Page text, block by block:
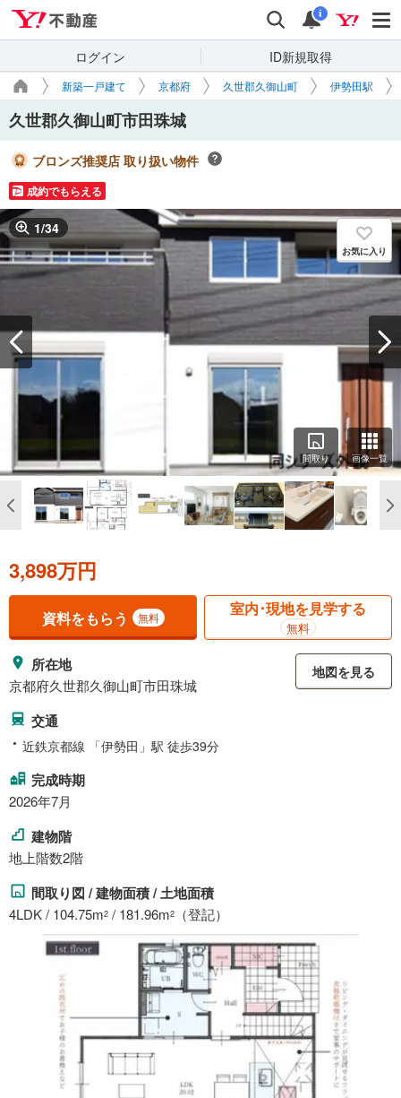
検索 通知
i
ログイン ID新規取得
新築一戸建て 京都府 久世郡久御山町 伊勢田駅
久世郡久御山町市田珠城
ブロンズ推奨店 取り扱い物件
成約でもらえる
1/34
お気に入り
間取り 画像一覧
3,898万円
資料をもらう 無料 室内･現地を見学する
無料
所在地
京都府久世郡久御山町市田珠城
地図を見る
交通
近鉄京都線 「伊勢田」駅 徒歩39分
完成時期
2026年7月
建物階
地上階数2階
間取り図 / 建物面積 / 土地面積
4LDK / 104.75m2 / 181.96m2 （登記）